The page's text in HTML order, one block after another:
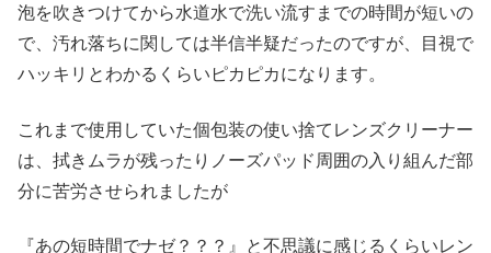
泡を吹きつけてから水道水で洗い流すまでの時間が短いの
で、汚れ落ちに関しては半信半疑だったのですが、目視で
ハッキリとわかるくらいピカピカになります。
これまで使用していた個包装の使い捨てレンズクリーナー
は、拭きムラが残ったりノーズパッド周囲の入り組んだ部
分に苦労させられましたが
『あの短時間でナゼ？？？』と不思議に感じるくらいレン